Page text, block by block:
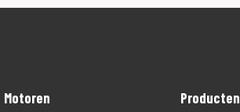
Motoren Producten